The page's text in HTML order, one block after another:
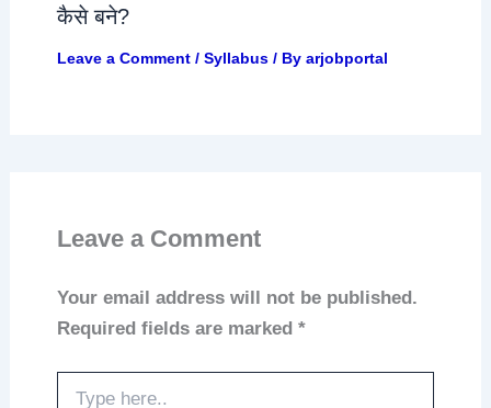
कैसे बने?
Leave a Comment / Syllabus/ By arjobportal
Leave a Comment
Your email address will not be published.
Required fields are marked *
here..